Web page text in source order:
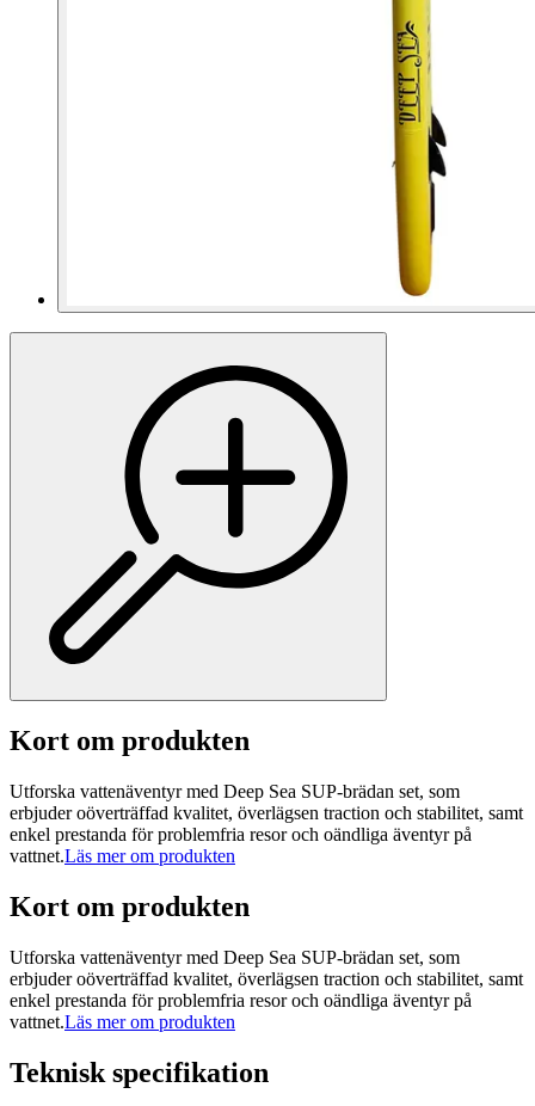
Kort om produkten
Utforska vattenäventyr med Deep Sea SUP-brädan set, som
erbjuder oöverträffad kvalitet, överlägsen traction och stabilitet, samt
enkel prestanda för problemfria resor och oändliga äventyr på
vattnet.Läs mer om produkten
Kort om produkten
Utforska vattenäventyr med Deep Sea SUP-brädan set, som
erbjuder oöverträffad kvalitet, överlägsen traction och stabilitet, samt
enkel prestanda för problemfria resor och oändliga äventyr på
vattnet.Läs mer om produkten
Teknisk specifikation